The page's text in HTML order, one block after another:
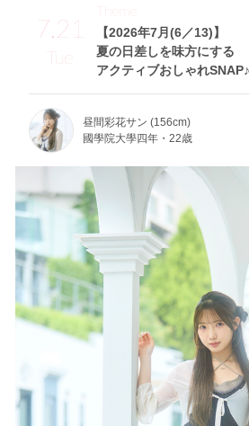
7.21
Tue
【2026年7月(6／13)】
夏の日差しを味方にする
アクティブおしゃれ
Theme
昼間彩花サン (156cm)
國學院大學四年・22歳